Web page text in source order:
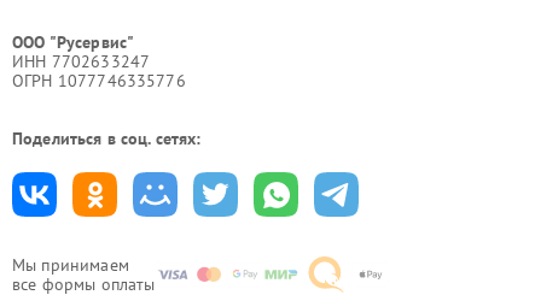
Мы принимаем
все формы оплаты
ООО "Русервис"
ИНН 7702633247
ОГРН 1077746335776
Поделиться в соц. сетях: